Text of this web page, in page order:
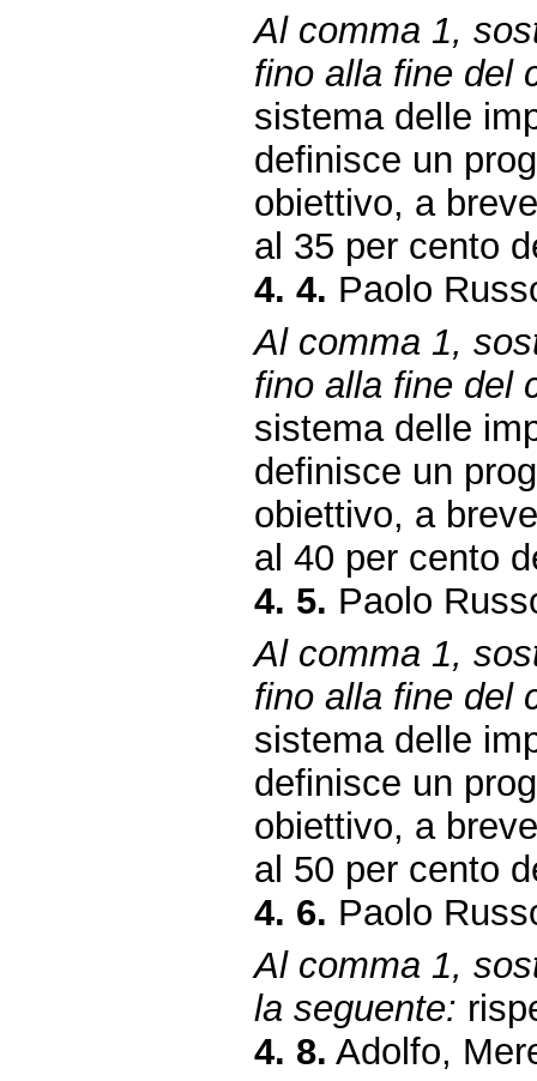
Al comma 1,
fino alla fine del
sistema delle
definisce un
obiettivo, a
al 35 per cento
4. 4. Paolo
Al comma 1,
fino alla fine del
sistema delle
definisce un
obiettivo, a
al 40 per cento
4. 5. Paolo
Al comma 1,
fino alla fine del
sistema delle
definisce un
obiettivo, a
al 50 per cento
4. 6. Paolo
Al comma 1,
la seguente:
4. 8. Adolfo,